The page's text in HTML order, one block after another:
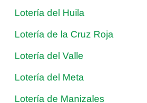
Lotería del Huila
Lotería de la Cruz Roja
Lotería del Valle
Lotería del Meta
Lotería de Manizales